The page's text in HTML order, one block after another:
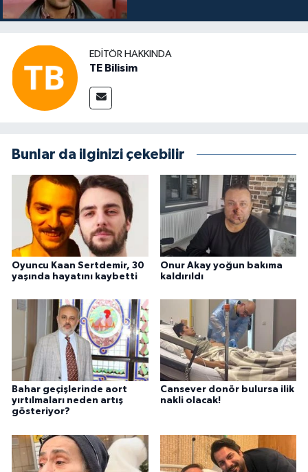
EDITÖR HAKKINDA
TE Bilisim
Bunlar da ilginizi çekebilir
Oyuncu Kaan Sertdemir, 30
yaşında hayatını kaybetti
Onur Akay yoğun bakıma
kaldırıldı
Bahar geçişlerinde aort
yırtılmaları neden artış
gösteriyor?
Cansever donör bulursa ilik
nakli olacak!